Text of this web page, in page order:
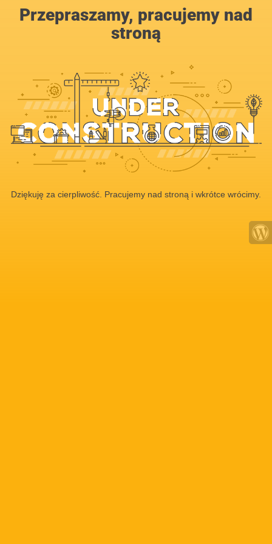
Przepraszamy, pracujemy nad
stroną
Dziękuję za cierpliwość. Pracujemy nad stroną i wkrótce wrócimy.